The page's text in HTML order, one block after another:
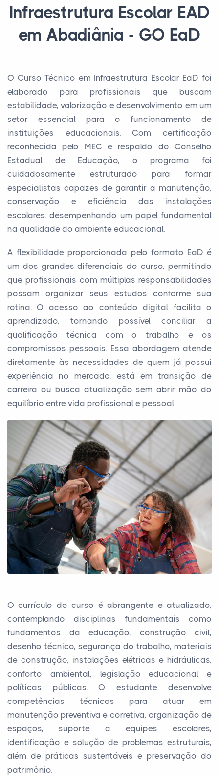
Infraestrutura Escolar EAD
em Abadiânia - GO EaD
O Curso Técnico em Infraestrutura Escolar EaD foi
elaborado para profissionais que buscam
estabilidade, valorização e desenvolvimento em um
setor essencial para o funcionamento de
instituições educacionais. Com certificação
reconhecida pelo MEC e respaldo do Conselho
Estadual de Educação, o programa foi
cuidadosamente estruturado para formar
especialistas capazes de garantir a manutenção,
conservação e eficiência das instalações
escolares, desempenhando um papel fundamental
na qualidade do ambiente educacional.
A flexibilidade proporcionada pelo formato EaD é
um dos grandes diferenciais do curso, permitindo
que profissionais com múltiplas responsabilidades
possam organizar seus estudos conforme sua
rotina. O acesso ao conteúdo digital facilita o
aprendizado, tornando possível conciliar a
qualificação técnica com o trabalho e os
compromissos pessoais. Essa abordagem atende
diretamente às necessidades de quem já possui
experiência no mercado, está em transição de
carreira ou busca atualização sem abrir mão do
equilíbrio entre vida profissional e pessoal.
O currículo do curso é abrangente e atualizado,
contemplando disciplinas fundamentais como
fundamentos da educação, construção civil,
desenho técnico, segurança do trabalho, materiais
de construção, instalações elétricas e hidráulicas,
conforto ambiental, legislação educacional e
políticas públicas. O estudante desenvolve
competências técnicas para atuar em
manutenção preventiva e corretiva, organização de
espaços, suporte a equipes escolares,
identificação e solução de problemas estruturais,
além de práticas sustentáveis e preservação do
patrimônio.